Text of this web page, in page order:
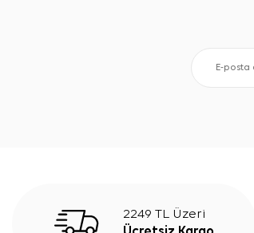
2249 TL Üzeri